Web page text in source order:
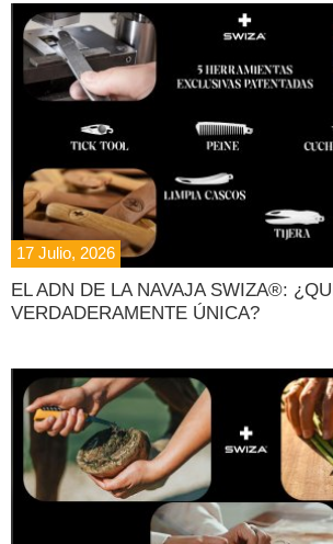
17 Julio, 2026
EL ADN DE LA NAVAJA SWIZA®:
VERDADERAMENTE ÚNICA?